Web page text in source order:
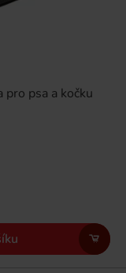
pro psa a kočku